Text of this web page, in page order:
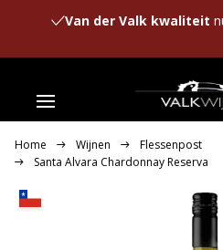
Van der Valk kwaliteit
Home Wijnen
Flessenpost
Santa Alvara Chardonnay Reserva